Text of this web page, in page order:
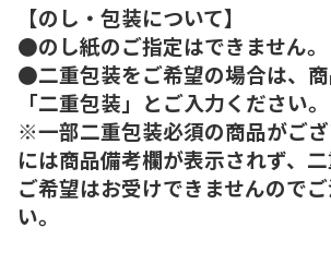
【のし・包装について】
●のし紙のご指定はできません。
●二重包装をご希望の場合は、
「二重包装」とご入力ください。
※一部二重包装必須の商品がご
には商品備考欄が表示されず、
ご希望はお受けできませんので
い。